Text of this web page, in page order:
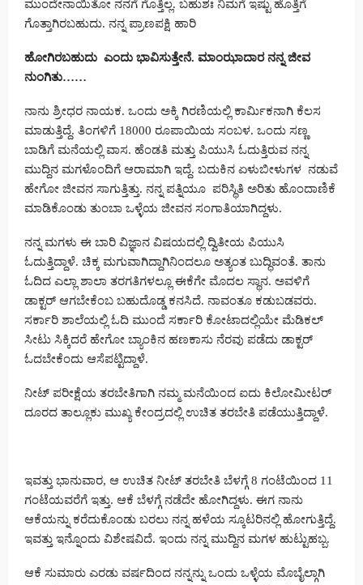
ಮುಂದೇನಾಯಿತೋ ನನಗೆ ಗೊತ್ತಿಲ್ಲ. ಬಹುಶಃ ನಿಮಗೆ ಇಷ್ಟು ಹೊತ್ತಿಗೆ
ಗೊತ್ತಾಗಿರಬಹುದು. ನನ್ನ ಪ್ರಾಣಪಕ್ಷಿ ಹಾರಿ
ಹೋಗಿರಬಹುದು ಎಂದು ಭಾವಿಸುತ್ತೇನೆ. ಮಾಂಝಾದಾರನನ್ನಜೀವ
ನುಂಗಿತು……
ನಾನು ಶ್ರೀಧರ ನಾಯಕ. ಒಂದು ಅಕ್ಕಿ ಗಿರಣಿಯಲ್ಲಿ ಕಾರ್ಮಿಕನಾಗಿ ಕೆಲಸ
ಮಾಡುತ್ತಿದ್ದೆ. ತಿಂಗಳಿಗೆ 18000 ರೂಪಾಯಿಯ ಸಂಬಳ. ಒಂದು ಸಣ್ಣ
ಬಾಡಿಗೆ ಮನೆಯಲ್ಲಿ ವಾಸ. ಹೆಂಡತಿ ಮತ್ತು ಪಿಯುಸಿ ಓದುತ್ತಿರುವ ನನ್ನ
ಮುದ್ದಿನ ಮಗಳೊಂದಿಗೆ ಆರಾಮಾಗಿ ಇದ್ದೆ. ಬದುಕಿನ ಏಳುಬೀಳುಗಳ ನಡುವೆ
ಹೇಗೋ ಜೀವನ ಸಾಗುತ್ತಿತ್ತು. ನನ್ನ ಪತ್ನಿಯೂ ಪರಿಸ್ಥಿತಿ ಅರಿತು ಹೊಂದಾಣಿಕೆ
ಮಾಡಿಕೊಂಡು ತುಂಬಾ ಒಳ್ಳೆಯ ಜೀವನ ಸಂಗಾತಿಯಾಗಿದ್ದಳು.
ನನ್ನ ಮಗಳು ಈ ಬಾರಿ ವಿಜ್ಞಾನ ವಿಷಯದಲ್ಲಿ ದ್ವಿತೀಯ ಪಿಯುಸಿ
ಓದುತ್ತಿದ್ದಾಳೆ. ಚಿಕ್ಕ ಮಗುವಾಗಿದ್ದಾಗಿನಿಂದಲೂ ಅತ್ಯಂತ ಬುದ್ಧಿವಂತೆ. ತಾನು
ಓದಿದ ಎಲ್ಲಾ ಶಾಲಾ ತರಗತಿಗಳಲ್ಲೂ ಈಕೆಗೇ ಮೊದಲ ಸ್ಥಾನ. ಅವಳಿಗೆ
ಡಾಕ್ಟರ್ ಆಗಬೇಕೆಂಬ ಬಹುದೊಡ್ಡ ಕನಸಿದೆ. ನಾವಂತೂ ಕಡುಬಡವರು.
ಸರ್ಕಾರಿ ಶಾಲೆಯಲ್ಲಿ ಓದಿ ಮುಂದೆ ಸರ್ಕಾರಿ ಕೋಟಾದಲ್ಲಿಯೇ ಮೆಡಿಕಲ್
ಸೀಟು ಸಿಕ್ಕಿದರೆ ಹೇಗೋ ಬ್ಯಾಂಕಿನ ಹಣಕಾಸು ನೆರವು ಪಡೆದು ಡಾಕ್ಟರ್
ಓದಬೇಕೆಂದು ಆಸೆಪಟ್ಟಿದ್ದಾಳೆ.
ನೀಟ್ ಪರೀಕ್ಷೆಯ ತರಬೇತಿಗಾಗಿ ನಮ್ಮ ಮನೆಯಿಂದ ಐದು ಕಿಲೋಮೀಟರ್
ದೂರದ ತಾಲ್ಲೂಕು ಮುಖ್ಯ ಕೇಂದ್ರದಲ್ಲಿ ಉಚಿತ ತರಬೇತಿ ಪಡೆಯುತ್ತಿದ್ದಾಳೆ.
ಇವತ್ತು ಭಾನುವಾರ, ಆ ಉಚಿತ ನೀಟ್ ತರಬೇತಿ ಬೆಳಗ್ಗೆ 8 ಗಂಟೆಯಿಂದ 11
ಗಂಟೆಯವರೆಗೆ ಇತ್ತು. ಆಕೆ ಬೆಳಗ್ಗೆ ನಡೆದೇ ಹೋಗಿದ್ದಳು. ಈಗ ನಾನು
ಆಕೆಯನ್ನು ಕರೆದುಕೊಂಡು ಬರಲು ನನ್ನ ಹಳೆಯ ಸ್ಕೂಟರಿನಲ್ಲಿ ಹೋಗುತ್ತಿದ್ದೆ.
ಇವತ್ತು ಇನ್ನೊಂದು ವಿಶೇಷವಿದೆ. ಇಂದು ನನ್ನ ಮುದ್ದಿನ ಮಗಳ ಹುಟ್ಟುಹಬ್ಬ.
ಆಕೆ ಸುಮಾರು ಎರಡು ವರ್ಷದಿಂದ ನನ್ನನ್ನು ಒಂದು ಒಳ್ಳೆಯ ಮೊಬೈಲ್ಗಾಗಿ